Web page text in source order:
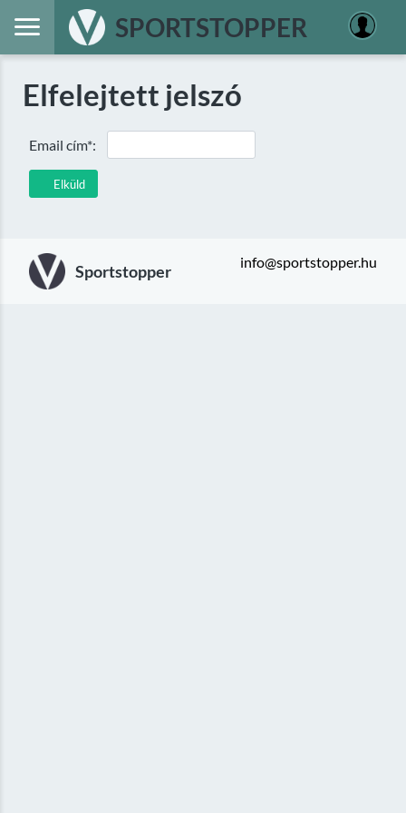
SPORTSTOPPER
Elfelejtett jelszó
Elküld
Email cím*:
Sportstopper info@sportstopper.hu